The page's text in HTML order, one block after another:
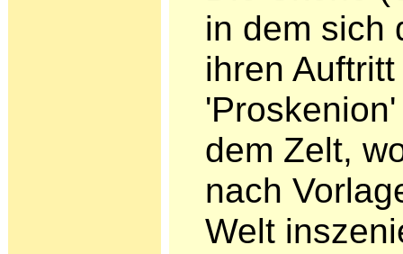
in dem sich
ihren
dem Zelt,
nach
Welt